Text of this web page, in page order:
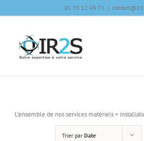
01 55 12 09 71 |
L’ensemble de nos services matériels +
Trier par Date